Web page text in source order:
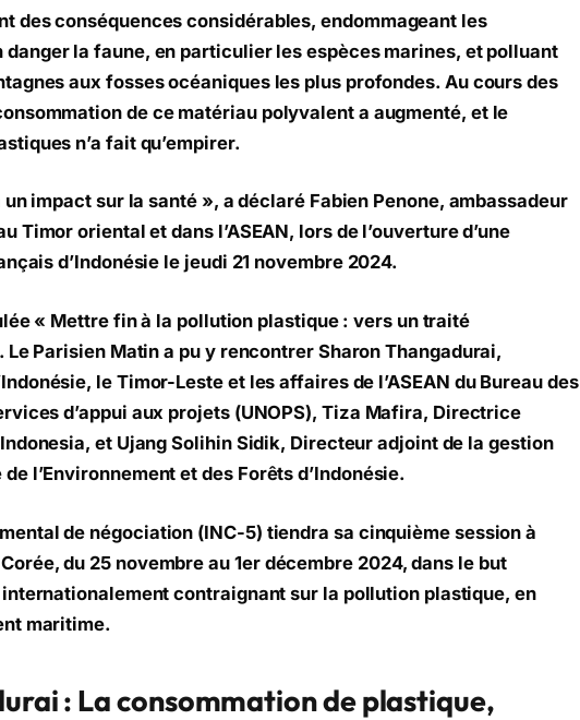
des conséquences considérables, endommageant les
la faune, en particulier les espèces marines, et polluant
aux fosses océaniques les plus profondes. Au cours des
de ce matériau polyvalent a augmenté, et le
n’a fait qu’empirer.
impact sur la santé », a déclaré Fabien Penone, ambassadeur
Timor oriental et dans l’ASEAN, lors de l’ouverture d’une
d’Indonésie le jeudi 21 novembre 2024.
« Mettre fin à la pollution plastique : vers un traité
Le Parisien Matin a pu y rencontrer Sharon Thangadurai,
le Timor-Leste et les affaires de l’ASEAN du Bureau des
d’appui aux projets (UNOPS), Tiza Mafira, Directrice
et Ujang Solihin Sidik, Directeur adjoint de la gestion
l’Environnement et des Forêts d’Indonésie.
de négociation (INC-5) tiendra sa cinquième session à
du 25 novembre au 1er décembre 2024, dans le but
contraignant sur la pollution plastique, en
maritime.
: La consommation de plastique,